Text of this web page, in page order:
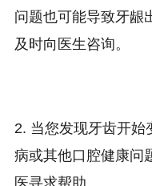
问题也可能导致牙龈
及时向医生咨询。
2. 当您发现牙齿开始
病或其他口腔健康问